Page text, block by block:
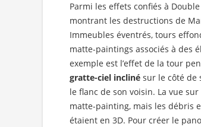
Parmi les effets confiés à
montrant les destructions de
Immeubles éventrés, tours
matte-paintings associés à des
exemple est l’effet de la tour
gratte-ciel incliné sur le côté de
le flanc de son voisin. La vue
matte-painting, mais les débris
étaient en 3D. Pour créer le